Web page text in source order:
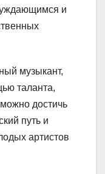
и
музыкант,
таланта,
достичь
путь и
артистов